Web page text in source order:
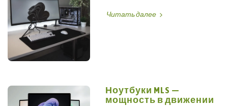
Читать далее
Ноутбуки MLS —
мощность в движении